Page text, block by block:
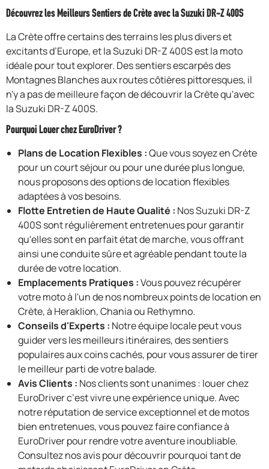
Découvrez les Meilleurs Sentiers de Crète avec la Suzuki DR-Z 400S
La Crète offre certains des terrains les plus divers et
excitants d’Europe, et la Suzuki DR-Z 400S est la moto
idéale pour tout explorer. Des sentiers escarpés des
Montagnes Blanches aux routes côtières pittoresques, il
n'y a pas de meilleure façon de découvrir la Crète qu'avec
la Suzuki DR-Z 400S.
Pourquoi Louer chez EuroDriver ?
Plans de Location Flexibles :Que vous soyez en Crète
pour un court séjour ou pour une durée plus longue,
nous proposons des options de location flexibles
adaptées à vos besoins.
Flotte Entretien de Haute Qualité : Nos Suzuki DR-Z
400S sont régulièrement entretenues pour garantir
qu'elles sont en parfait état de marche, vous offrant
ainsi une conduite sûre et agréable pendant toute la
durée de votre location.
Emplacements Pratiques :Vous pouvez récupérer
votre moto à l'un de nos nombreux points de location en
Crète, à Heraklion, Chania ou Rethymno.
Conseils d'Experts : Notre équipe locale peut vous
guider vers les meilleurs itinéraires, des sentiers
populaires aux coins cachés, pour vous assurer de tirer
le meilleur parti de votre balade.
Avis Clients : Nos clients sont unanimes : louer chez
EuroDriver c’est vivre une expérience unique. Avec
notre réputation de service exceptionnel et de motos
bien entretenues, vous pouvez faire confiance à
EuroDriver pour rendre votre aventure inoubliable.
Consultez nos avis pour découvrir pourquoi tant de